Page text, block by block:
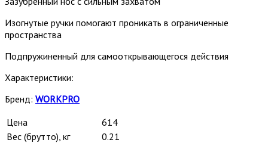
Изогнутые ручки помогают проникать в ограниченные
пространства
Подпружиненный для самооткрывающегося действия
Характеристики:
Бренд: WORKPRO
Цена
614
Вес (брутто), кг
0.21